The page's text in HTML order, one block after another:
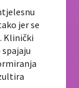
jer se
Klinički